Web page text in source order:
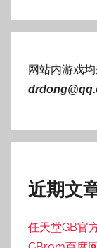
网站内游戏
近期文
任天堂GB官